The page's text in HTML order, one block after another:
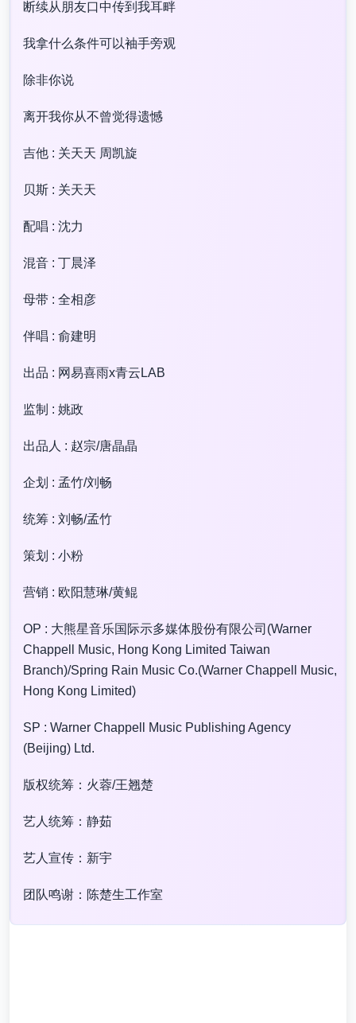
断续从朋友口中传到我耳畔
我拿什么条件可以袖手旁观
除非你说
离开我你从不曾觉得遗憾
吉他 : 关天天 周凯旋
贝斯 : 关天天
配唱 : 沈力
混音 : 丁晨泽
母带 : 全相彦
伴唱 : 俞建明
出品 : 网易喜雨x青云LAB
监制 : 姚政
出品人 : 赵宗/唐晶晶
企划 : 孟竹/刘畅
统筹 : 刘畅/孟竹
策划 : 小粉
营销 : 欧阳慧琳/黄鲲
OP : 大熊星音乐国际示多媒体股份有限公司(Warner
Chappell Music, Hong Kong Limited Taiwan
Branch)/Spring Rain Music Co.(Warner Chappell Music,
Hong Kong Limited)
SP : Warner Chappell Music Publishing Agency
(Beijing) Ltd.
版权统筹：火蓉/王翘楚
艺人统筹：静茹
艺人宣传：新宇
团队鸣谢：陈楚生工作室